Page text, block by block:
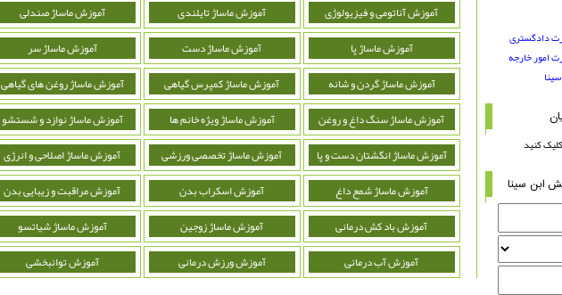
آموزش آناتومی و فیزیولوژی
آموزش ماساژ تایلندی آموزش ماساژ صندلی
آموزش ماساژ پا
آموزش ماساژ دست آموزش ماساژ سر
آموزش ماساژ گردن و شانه
آموزش ماساژ کمپرس گیاهی آموزش ماساژ روغن های گیاهی
آموزش ماساژ سنگ داغ و روغن
آموزش ماساژ ویژه خانم ها آموزش ماساژ نوازد و شستشو
آموزش ماساژ انگشتان دست و پا
آموزش ماساژ تخصصی ورزشی آموزش ماساژ اصلاحی و انرژی
آموزش ماساژ شمع داغ
آموزش اسکراب بدن آموزش مراقبت و زیبایی بدن
آموزش باد کش درمانی
آموزش ماساژ زوجین آموزش ماساژ شیاتسو
آموزش آب درمانی
آموزش ورزش درمانی آموزش توانبخشی
دادگستری
امور خارجه
کنید
ابن سینا